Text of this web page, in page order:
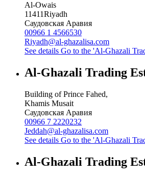
Al-Owais
11411Riyadh
Саудовская Аравия
00966 1 4566530
Riyadh@al-ghazalisa.com
See details Go to the 'Al-Ghazali
Al-Ghazali Trading
Building of Prince Fahed,
Khamis Musait
Саудовская Аравия
00966 7 2220232
Jeddah@al-ghazalisa.com
See details Go to the 'Al-Ghazali
Al-Ghazali Trading